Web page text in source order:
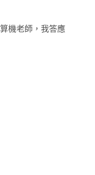
機老師，我答應